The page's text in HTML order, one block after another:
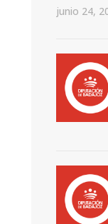
junio 24,